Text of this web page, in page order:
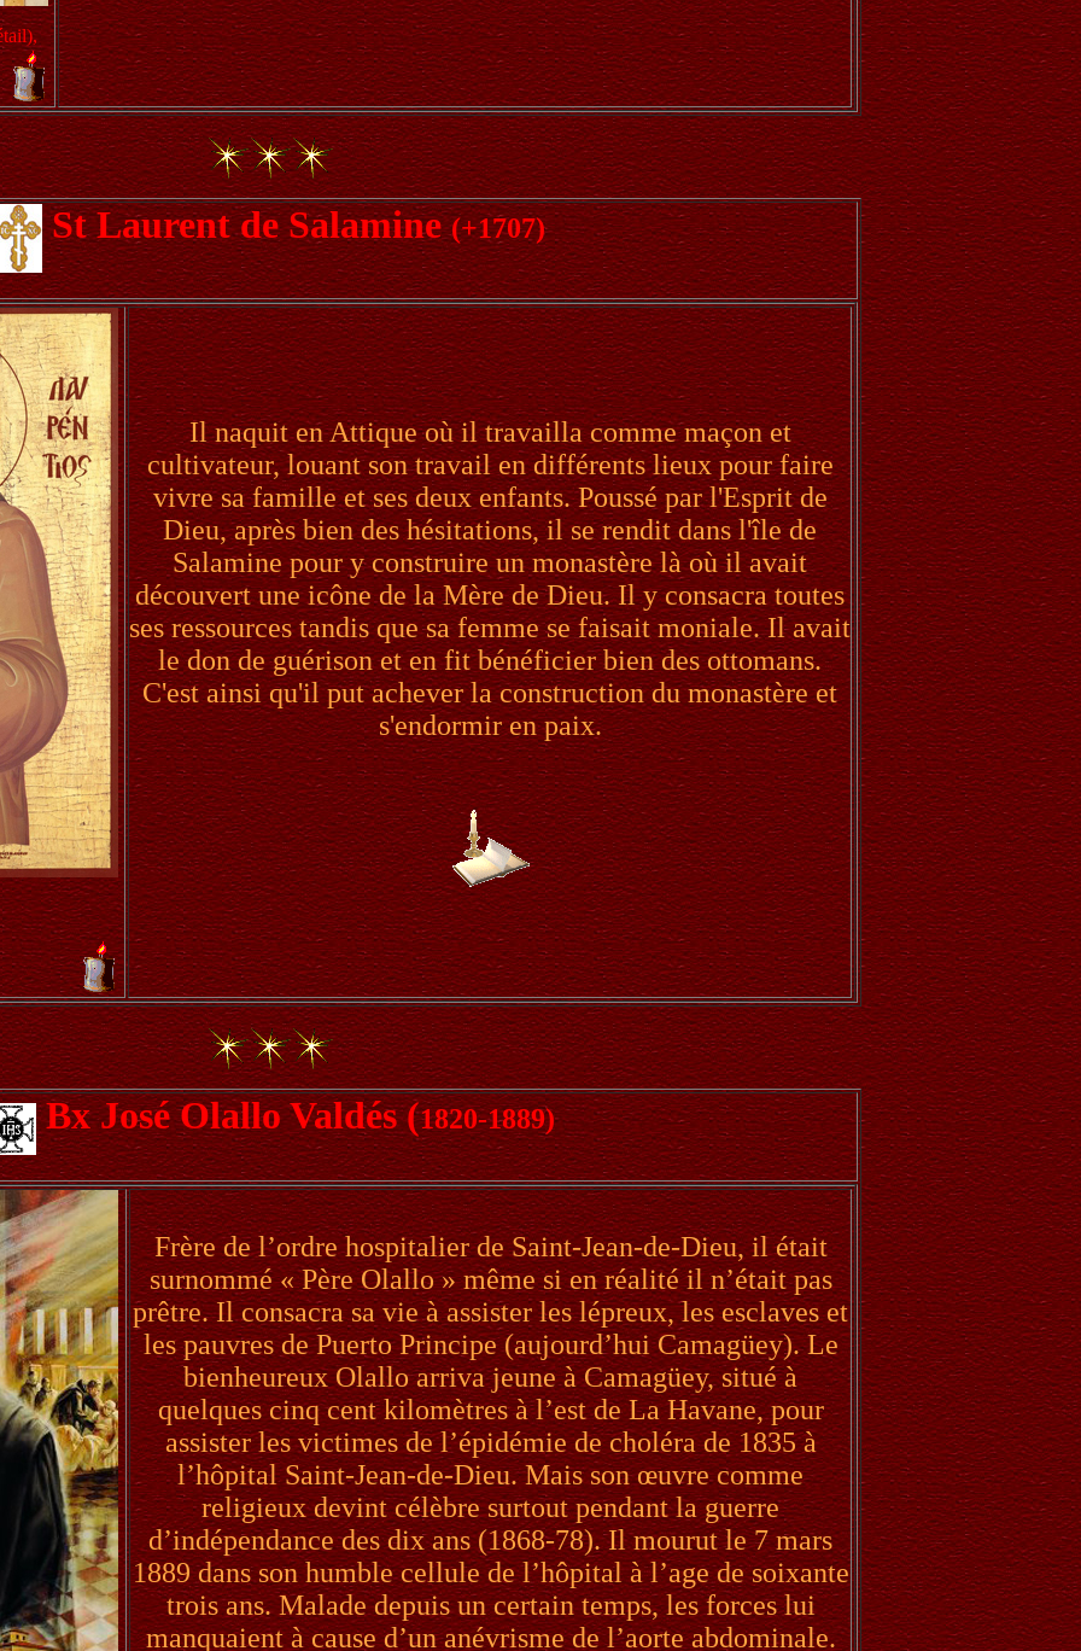
St Laurent de Salamine(+1707)
Il naquit en Attique où il travailla comme maçon et
cultivateur, louant son travail en différents lieux pour faire
vivre sa famille et ses deux enfants. Poussé par l'Esprit de
Dieu, après bien des hésitations, il se rendit dans l'île de
Salamine pour y construire un monastère là où il avait
découvert une icône de la Mère de Dieu. Il y consacra toutes
ses ressources tandis que sa femme se faisait moniale. Il avait
le don de guérison et en fit bénéficier bien des ottomans.
C'est ainsi qu'il put achever la construction du monastère et
s'endormir en paix.
Bx José Olallo Valdés (1820-1889)
Frère de l’ordre hospitalier de Saint-Jean-de-Dieu, il était
surnommé « Père Olallo » même si en réalité il n’était pas
prêtre. Il consacra sa vie à assister les lépreux, les esclaves et
les pauvres de Puerto Principe (aujourd’hui Camagüey). Le
bienheureux Olallo arriva jeune à Camagüey, situé à
quelques cinq cent kilomètres à l’est de La Havane, pour
assister les victimes de l’épidémie de choléra de 1835 à
l’hôpital Saint-Jean-de-Dieu. Mais son œuvre comme
religieux devint célèbre surtout pendant la guerre
d’indépendance des dix ans (1868-78). Il mourut le 7 mars
1889 dans son humble cellule de l’hôpital à l’age de soixante
trois ans. Malade depuis un certain temps, les forces lui
manquaient à cause d’un anévrisme de l’aorte abdominale.